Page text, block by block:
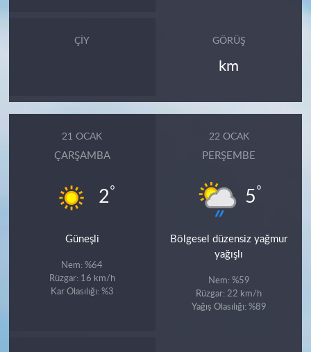
ÇIY GÖRÜŞ
km
21 OCAK
ÇARŞAMBA
2°
Güneşli
Nem: %64
Rüzgar: 16 km/h
Kar Olasılığı: %3
22 OCAK
PERŞEMBE
5°
Bölgesel düzensiz yağmur
yağışlı
Nem: %59
Rüzgar: 22 km/h
Yağış Olasılığı: %89